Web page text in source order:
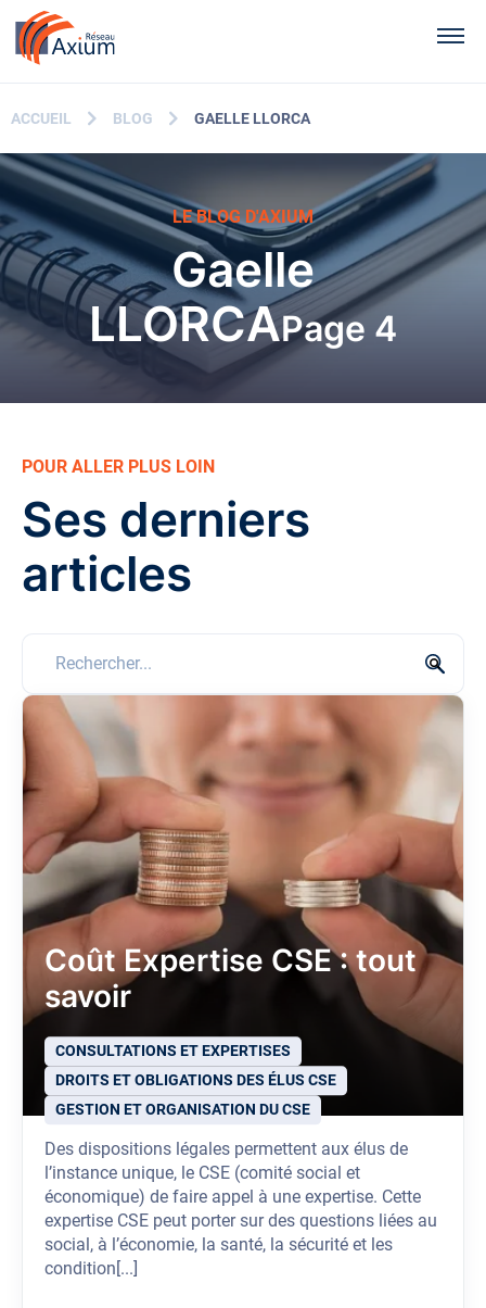
Contenu principal
ACCUEIL BLOG GAELLE LLORCA
LE BLOG D'AXIUM
Gaelle
LLORCAPage 4
POUR ALLER PLUS LOIN
Ses derniers
articles
Il n'y a aucune suggestion car le champ de recherche est
Coût Expertise CSE : tout
savoir
CONSULTATIONS ET EXPERTISES
DROITS ET OBLIGATIONS DES ÉLUS CSE
GESTION ET ORGANISATION DU CSE
Des dispositions légales permettent aux élus de
l’instance unique, le CSE (comité social et
économique) de faire appel à une expertise. Cette
expertise CSE peut porter sur des questions liées au
social, à l’économie, la santé, la sécurité et les
condition[...]